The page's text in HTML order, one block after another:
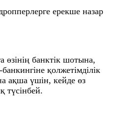
ерекше назар
өзінің банктік шотына,
қолжетімділік
ақша үшін, кейде өз
түсінбей.